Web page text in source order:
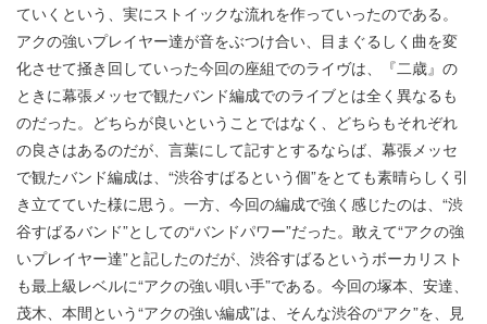
ていくという、実にストイックな流れを作っていったのである。
アクの強いプレイヤー達が音をぶつけ合い、目まぐるしく曲を変
化させて掻き回していった今回の座組でのライヴは、『二歳』の
ときに幕張メッセで観たバンド編成でのライブとは全く異なるも
のだった。どちらが良いということではなく、どちらもそれぞれ
の良さはあるのだが、言葉にして記すとするならば、幕張メッセ
で観たバンド編成は、“渋谷すばるという個”をとても素晴らしく引
き立てていた様に思う。一方、今回の編成で強く感じたのは、“渋
谷すばるバンド”としての“バンドパワー”だった。敢えて“アクの強
いプレイヤー達”と記したのだが、渋谷すばるというボーカリスト
も最上級レベルに“アクの強い唄い手”である。今回の塚本、安達、
茂木、本間という“アクの強い編成”は、そんな渋谷の“アク”を、見